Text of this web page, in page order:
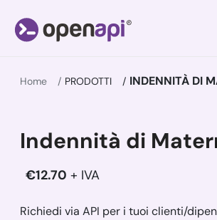
Home PRODOTTI INDENNITÀ DI
Indennità di
€12.70 + IVA
Richiedi via API per i tuoi clienti/